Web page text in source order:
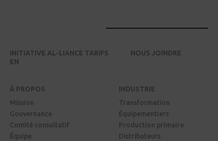
INITIATIVE AL-LIANCE TARIFS
NOUS JOINDRE
EN
À PROPOS
Mission
Gouvernance
Comité consultatif
Équipe
INDUSTRIE
Transformation
Équipementiers
Production primaire
Distributeurs